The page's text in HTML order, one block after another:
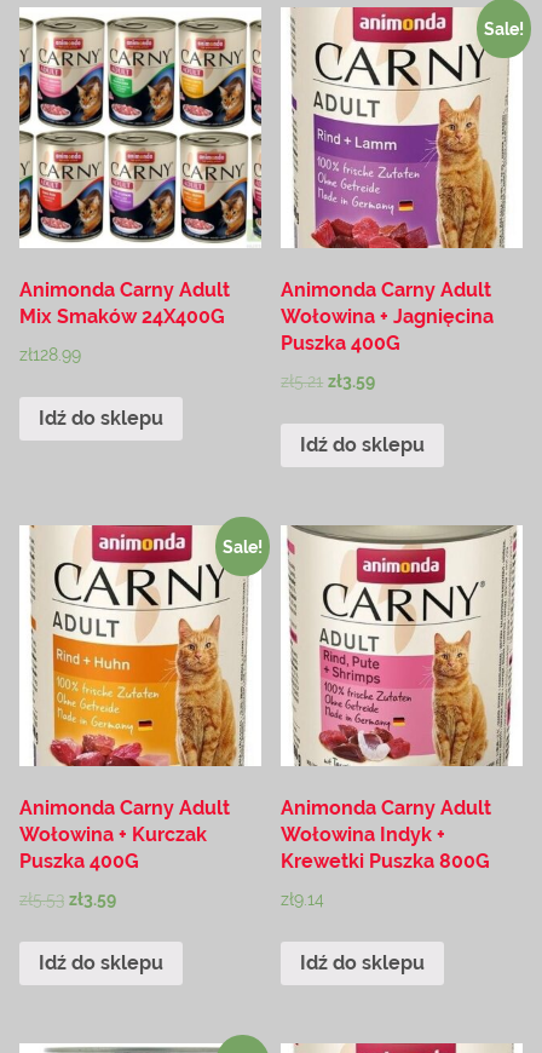
Animonda Carny Adult
Mix Smaków 24X400G
zł128.99
Idź do sklepu
Sale!
Animonda Carny Adult
Wołowina + Jagnięcina
Puszka 400G
zł5.21 zł3.59
Idź do sklepu
Sale!
Animonda Carny Adult
Wołowina + Kurczak
Puszka 400G
zł5.53 zł3.59
Idź do sklepu
Animonda Carny Adult
Wołowina Indyk +
Krewetki Puszka 800G
zł9.14
Idź do sklepu